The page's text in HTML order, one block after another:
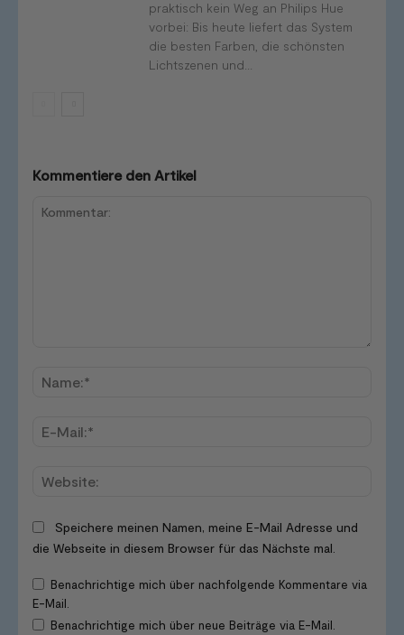
praktisch kein Weg an Philips Hue
vorbei: Bis heute liefert das System
die besten Farben, die schönsten
Lichtszenen und...
Kommentiere den Artikel
Speichere meinen Namen, meine E-Mail Adresse und
die Webseite in diesem Browser für das Nächste mal.
Benachrichtige mich über nachfolgende Kommentare via
E-Mail.
Benachrichtige mich über neue Beiträge via E-Mail.